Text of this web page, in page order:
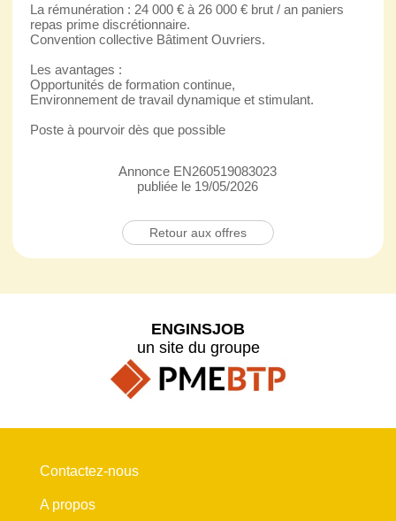
La rémunération : 24 000 € à 26 000 € brut / an paniers
repas prime discrétionnaire.
Convention collective Bâtiment Ouvriers.
Les avantages :
Opportunités de formation continue,
Environnement de travail dynamique et stimulant.
Poste à pourvoir dès que possible
Annonce EN260519083023
publiée le 19/05/2026
Retour aux offres
ENGINSJOB
un site du groupe
Contactez-nous
A propos